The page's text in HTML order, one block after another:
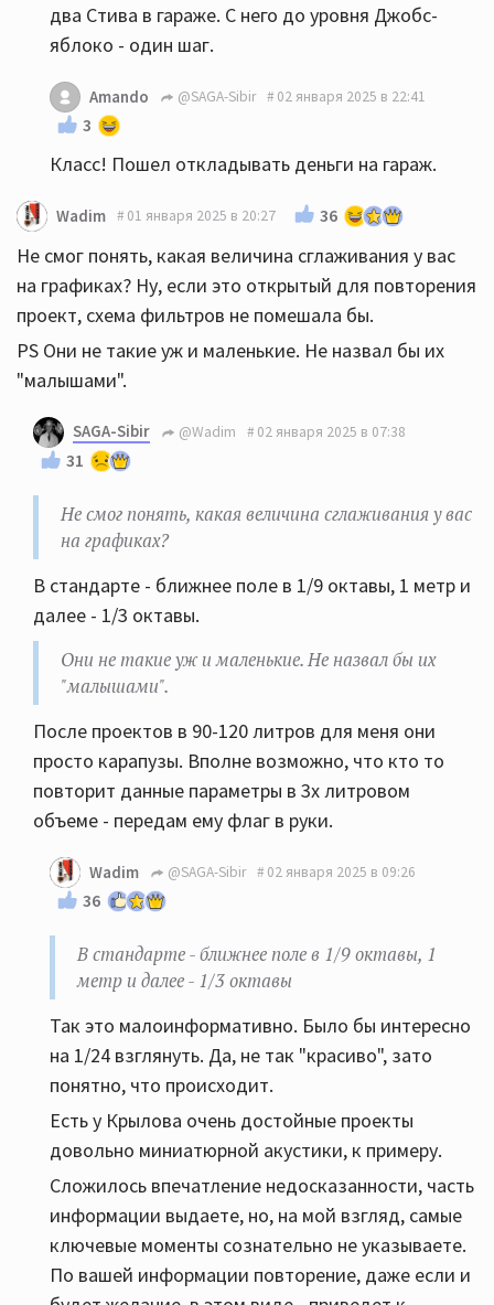
два Стива в гараже. С него до уровня Джобс-
яблоко - один шаг.
Amando @SAGA-Sibir 02 января 2025 в 22:41
3
Класс! Пошел откладывать деньги на гараж.
Wadim 01 января 2025 в 20:27 36
Не смог понять, какая величина сглаживания у вас
на графиках? Ну, если это открытый для повторения
проект, схема фильтров не помешала бы.
PS Они не такие уж и маленькие. Не назвал бы их
"малышами".
SAGA-Sibir @Wadim 02 января 2025 в 07:38
31
Не смог понять, какая величина сглаживания у вас
на графиках?
В стандарте - ближнее поле в 1/9 октавы, 1 метр и
далее - 1/3 октавы.
Они не такие уж и маленькие. Не назвал бы их
"малышами".
После проектов в 90-120 литров для меня они
просто карапузы. Вполне возможно, что кто то
повторит данные параметры в 3х литровом
объеме - передам ему флаг в руки.
Wadim @SAGA-Sibir 02 января 2025 в 09:26
36
В стандарте - ближнее поле в 1/9 октавы, 1
метр и далее - 1/3 октавы
Так это малоинформативно. Было бы интересно
на 1/24 взглянуть. Да, не так "красиво", зато
понятно, что происходит.
Есть у Крылова очень достойные проекты
довольно миниатюрной акустики, к примеру.
Сложилось впечатление недосказанности, часть
информации выдаете, но, на мой взгляд, самые
ключевые моменты сознательно не указываете.
По вашей информации повторение, даже если и